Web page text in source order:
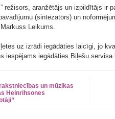
režisors, aranžētājs un izpildītājs ir
(sintezators) un
Leikums.
uz izrādi iegādāties laicīgi, jo
iespējams iegādāties Biļešu
un mūzikas
Heinrihsones